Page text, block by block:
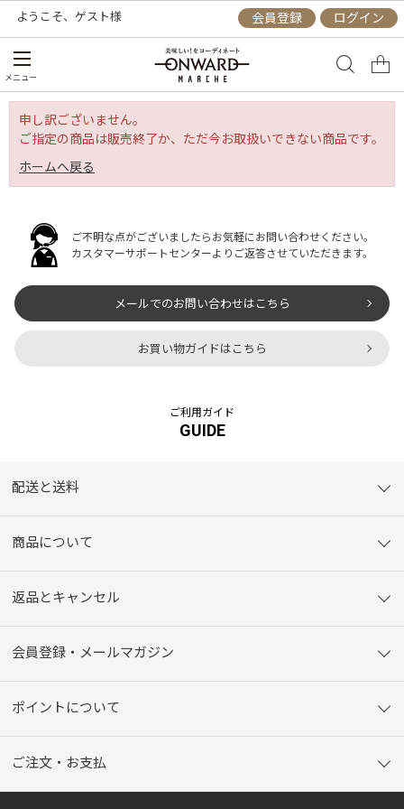
ようこそ、 ゲスト様 会員登録 ログイン
メニュー
申し訳ございません。
ご指定の商品は販売終了か、ただ今お取扱いできない商品です。
ホームへ戻る
ご不明な点がございましたらお気軽にお問い合わせください。
カスタマーサポートセンターよりご返答させていただきます。
メールでのお問い合わせはこちら
お買い物ガイドはこちら
ご利用ガイド
GUIDE
配送と送料
商品について
返品とキャンセル
会員登録・メールマガジン
ポイントについて
ご注文・お支払